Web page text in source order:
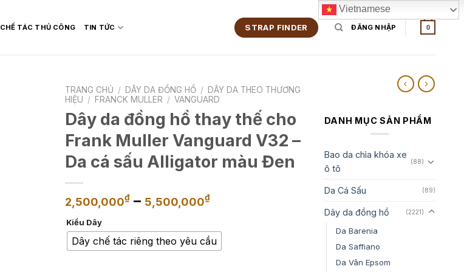
CHẾ TÁC THỦ CÔNG TIN TỨC STRAP FINDER ĐĂNG NHẬP 0
TRANG CHỦ / DÂY DA ĐỒNG HỒ / DÂY DA THEO THƯƠNG
HIỆU / FRANCK MULLER / VANGUARD
Dây da đồng hồ thay thế cho
Frank Muller Vanguard V32 –
Da cá sấu Alligator màu Đen
2,500,000₫ – 5,500,000₫Khoảng
từ
2,500,000₫
Kiểu Dây
Dây chế tác riêng theo yêu cầu
DANH MỤC SẢN PHẨM
Bao da chìa khóa xe
ô tô
(88)
Da Cá Sấu (89)
Dây da đồng hồ (2221)
Da Barenia
Da Saffiano
Da Vân Epsom
Vietnamese